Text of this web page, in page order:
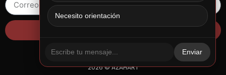
¡Yo quiero!
2026 © AZAHART
Necesito orientación
Enviar